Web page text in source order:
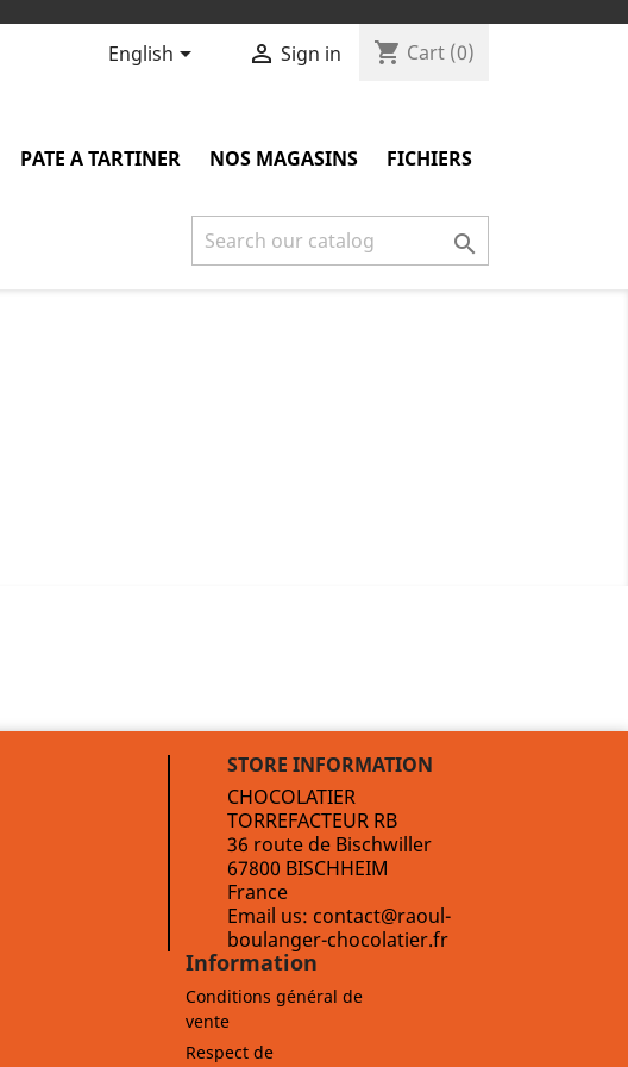
English  Sign in shopping_cart Cart (0)
PATE A TARTINER NOS MAGASINS FICHIERS

STORE INFORMATION
CHOCOLATIER
TORREFACTEUR RB
36 route de Bischwiller
67800 BISCHHEIM
France
Email us: contact@raoul-
boulanger-chocolatier.fr
Information
Conditions général de
vente
Respect de